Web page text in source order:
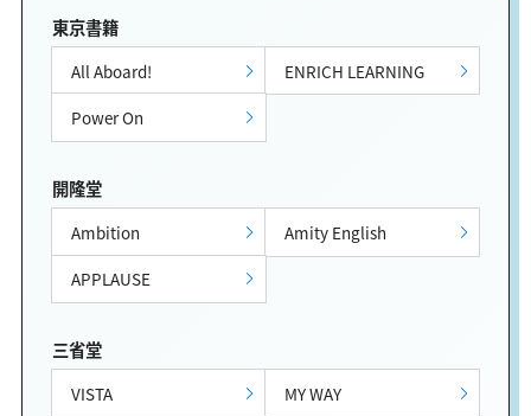
東京書籍
All Aboard!
ENRICH LEARNING
Power On
開隆堂
Ambition
Amity English
APPLAUSE
三省堂
VISTA
MY WAY